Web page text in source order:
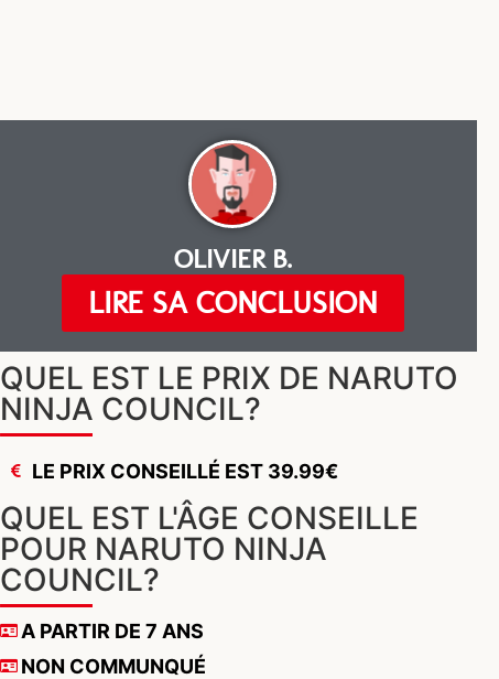
OLIVIER B.
LIRE SA CONCLUSION
QUEL EST LE PRIX DE NARUTO
NINJA COUNCIL?
LE PRIX CONSEILLÉ EST 39.99€
QUEL EST L'ÂGE CONSEILLE
POUR NARUTO NINJA
COUNCIL?
A PARTIR DE 7 ANS
NON COMMUNQUÉ